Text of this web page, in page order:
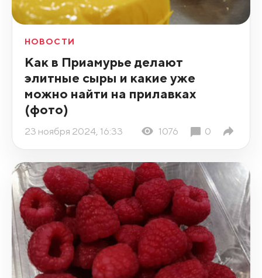
НОВОСТИ
Как в Приамурье делают
элитные сыры и какие уже
можно найти на прилавках
(фото)
23 ноября 2024, 16:33 1076 0